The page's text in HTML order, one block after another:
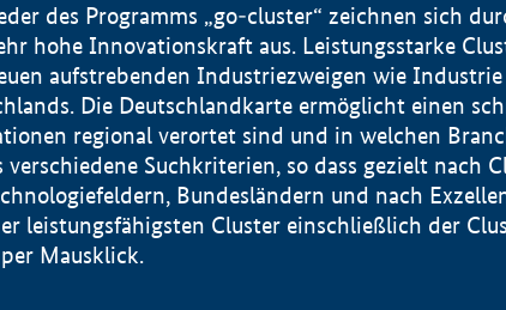
des Programms „go-cluster“ zeichnen sich
hohe Innovationskraft aus. Leistungsstarke
aufstrebenden Industriezweigen wie
Die Deutschlandkarte ermöglicht einen
regional verortet sind und in welchen
Suchkriterien, so dass gezielt nach
Bundesländern und nach
leistungsfähigsten Cluster einschließlich der
Mausklick.